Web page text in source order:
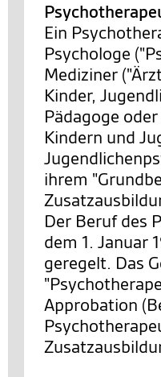
Ein
Psychologe
Mediziner
Kinder,
Pädagoge
Kindern und
ihrem
Der Beruf des
dem 1. Januar
geregelt. Das
Approbation